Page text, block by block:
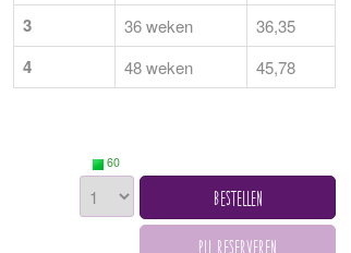
3 36 weken 36,35
4 48 weken 45,78
60